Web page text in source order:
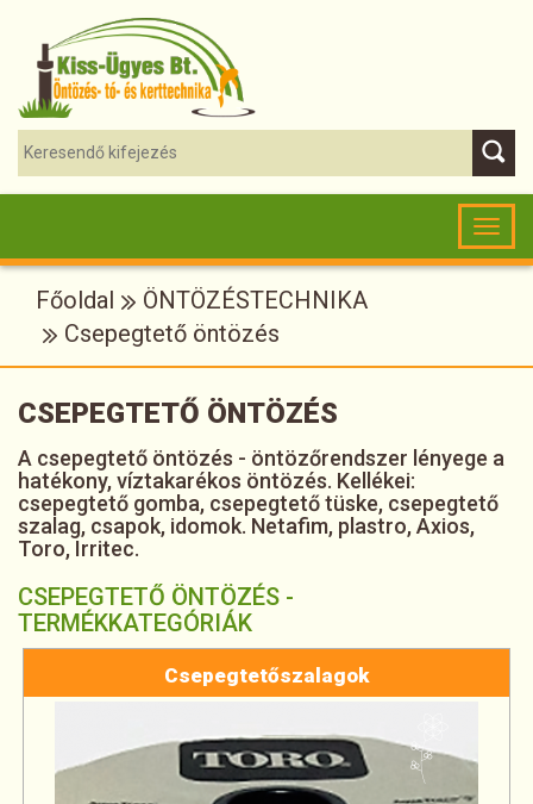
Főoldal
ÖNTÖZÉSTECHNIKA
Csepegtető öntözés
CSEPEGTETŐ ÖNTÖZÉS
A csepegtető öntözés - öntözőrendszer lényege a
hatékony, víztakarékos öntözés. Kellékei:
csepegtető gomba, csepegtető tüske, csepegtető
szalag, csapok, idomok. Netafim, plastro, Axios,
Toro, Irritec.
CSEPEGTETŐ ÖNTÖZÉS -
TERMÉKKATEGÓRIÁK
Csepegtetőszalagok